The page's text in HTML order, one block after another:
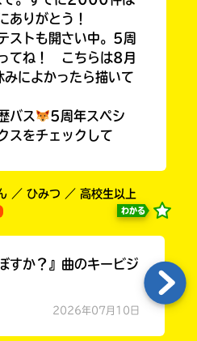
ありがとう！
ストも開さい中。5周
てね！ こちらは8月
によかったら描いて
バス
5周年スペシ
スをチェックして
／ ひみつ ／ 高校生以上
わかる
すか？』曲のキービジ
2026年07月10日